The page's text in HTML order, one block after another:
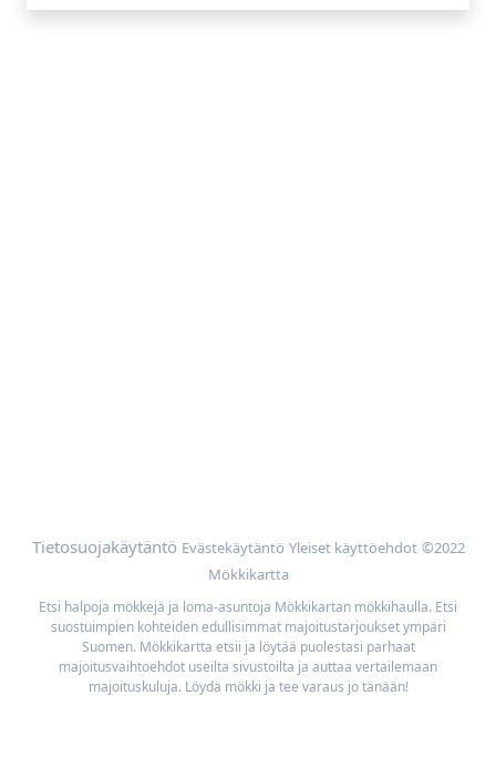
Tietosuojakäytäntö Evästekäytäntö Yleiset käyttöehdot ©2022
Mökkikartta
Etsi halpoja mökkejä ja loma-asuntoja Mökkikartan mökkihaulla. Etsi
suostuimpien kohteiden edullisimmat majoitustarjoukset ympäri
Suomen. Mökkikartta etsii ja löytää puolestasi parhaat
majoitusvaihtoehdot useilta sivustoilta ja auttaa vertailemaan
majoituskuluja. Löydä mökki ja tee varaus jo tänään!